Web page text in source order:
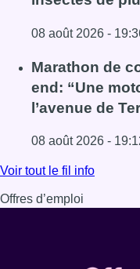
08 août 2026 -
Lire l'article Au
Marathon de
end: “Une
l’avenue de
08 août 2026 -
Lire l'article
Voir tout le fil info
Offres d’emploi